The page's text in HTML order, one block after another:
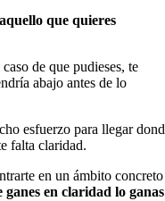
que quieres
de que pudieses, te
abajo antes de lo
esfuerzo para llegar
falta claridad.
en un ámbito concreto
ganes en claridad lo